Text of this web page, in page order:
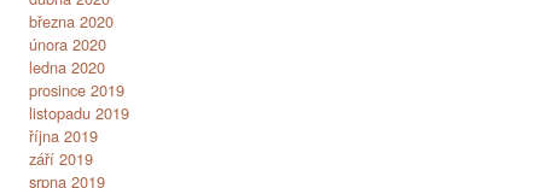
března 2020
února 2020
ledna 2020
prosince 2019
listopadu 2019
října 2019
září 2019
srpna 2019